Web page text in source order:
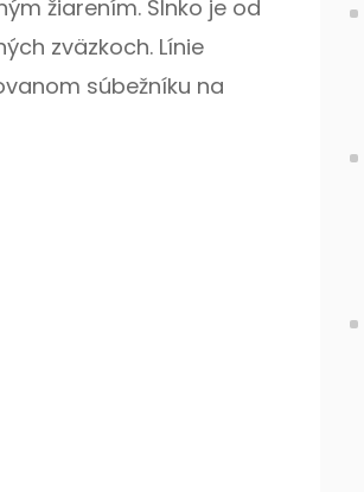
žiarením. Slnko je od
zväzkoch. Línie
súbežníku na